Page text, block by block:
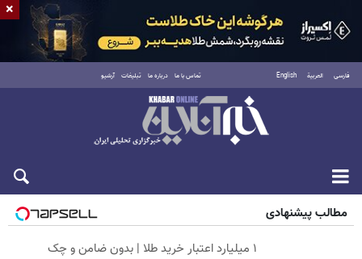
فارسی العربية English تماس با ما درباره ما تبلیغات آرشیو
پنجشنبه ۱۵ مرداد ۱۴۰۵
مطالب پیشنهادی
۱ میلیارد اعتبار خرید طلا | بدون ضامن و چک
×